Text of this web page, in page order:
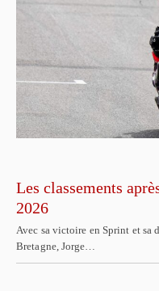
Les classements
2026
Avec sa victoire en Sprint et sa
Bretagne, Jorge…